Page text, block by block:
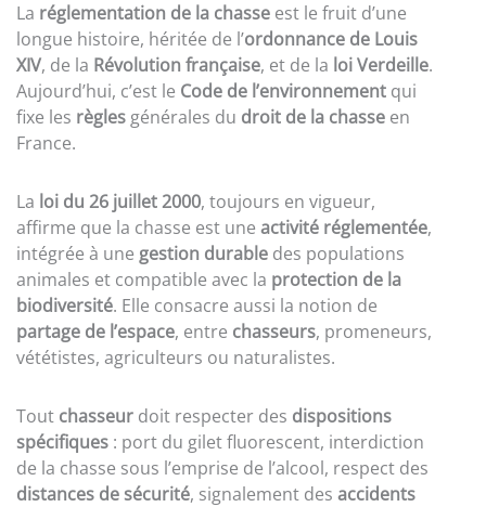
La réglementation de la chasse est le fruit d’une
longue histoire, héritée de l’ordonnance de Louis
XIV, de la Révolution française, et de la loi Verdeille.
Aujourd’hui, c’est le Code de l’environnement qui
fixe les règles générales du droit de la chasse en
France.
La loi du 26 juillet 2000, toujours en vigueur,
affirme que la chasse est une activité réglementée,
intégrée à une gestion durable des populations
animales et compatible avec la protection de la
biodiversité. Elle consacre aussi la notion de
partage de l’espace, entre chasseurs, promeneurs,
vététistes, agriculteurs ou naturalistes.
Tout chasseur doit respecter des dispositions
spécifiques : port du gilet fluorescent, interdiction
de la chasse sous l’emprise de l’alcool, respect des
distances de sécurité, signalement des accidents